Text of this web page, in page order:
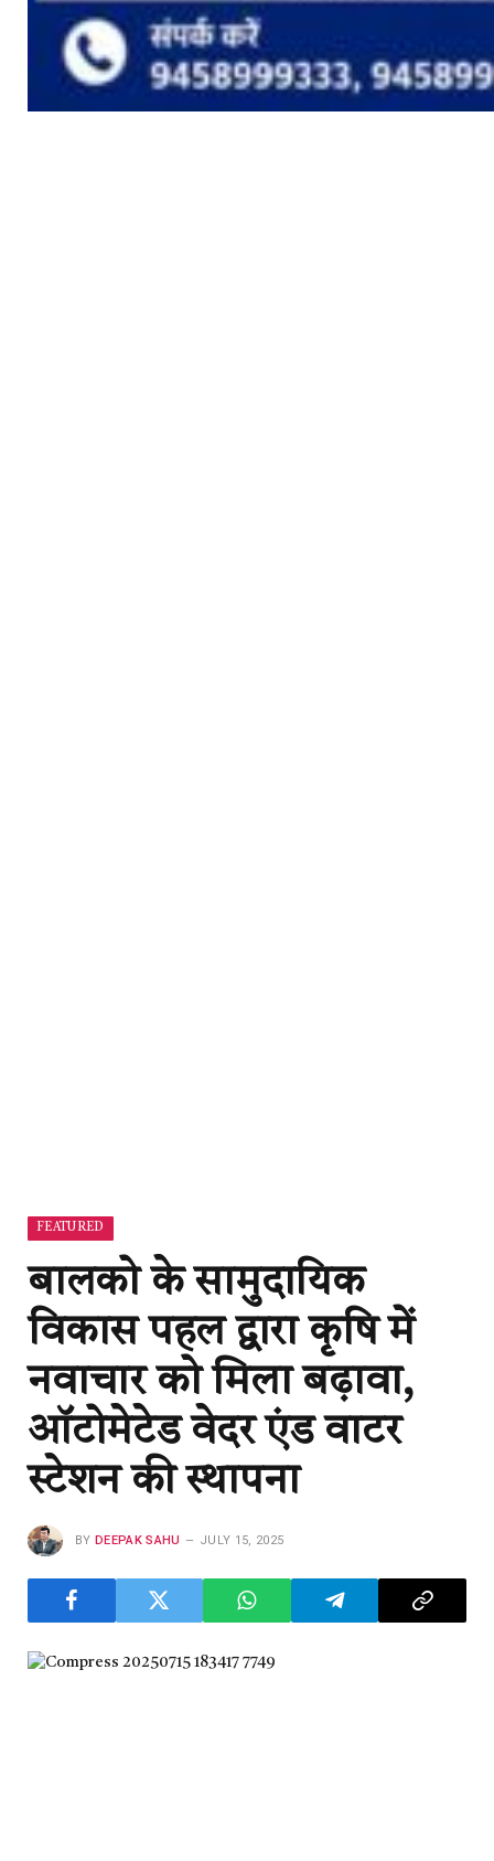
FEATURED
बालको के सामुदायिक
विकास पहल द्वारा कृषि में
नवाचार को मिला बढ़ावा,
ऑटोमेटेड वेदर एंड वाटर
स्टेशन की स्थापना
BY DEEPAK SAHU JULY 15, 2025